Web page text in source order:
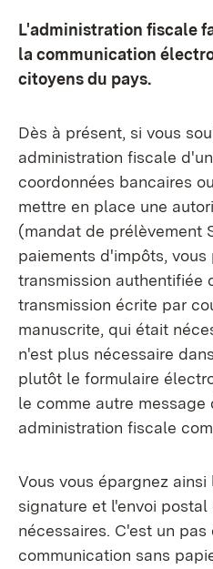
L'administration fiscale
la communication
citoyens du pays.
Dès à présent, si vous
administration fiscale
coordonnées bancaires
mettre en place une
(mandat de prélèvement
paiements d'impôts,
transmission authentifiée
transmission écrite par
manuscrite, qui était
n'est plus nécessaire
plutôt le formulaire
le comme autre message
administration fiscale
Vous vous épargnez ainsi
signature et l'envoi postal
nécessaires. C'est un
communication sans